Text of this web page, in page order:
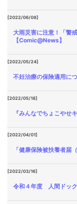
[2022/06/08]
大雨災害に注意！「警
【Comic@News】
[2022/05/24]
不妊治療の保険適用に
[2022/05/18]
『みんなでちょこやせ
[2022/04/01]
「健康保険被扶養者届
[2022/03/16]
令和４年度 人間ドッ